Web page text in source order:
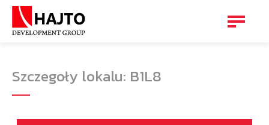
Szczegoły lokalu: B1L8